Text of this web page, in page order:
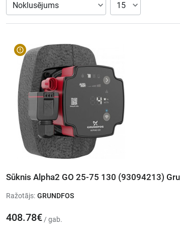
Sūknis Alpha2 GO 25-75 130 (93094213)
Ražotājs: GRUNDFOS
408.78€ / gab.